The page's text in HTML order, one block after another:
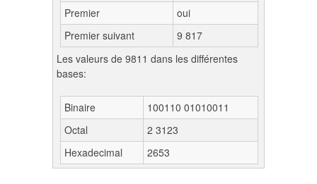
Premier
oui
Premier suivant
9 817
Les valeurs de 9811 dans les différentes
bases:
Binaire
100110 01010011
Octal
2 3123
Hexadecimal
2653